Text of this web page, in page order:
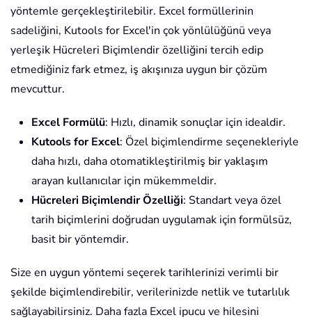
yöntemle gerçekleştirilebilir. Excel formüllerinin
sadeliğini, Kutools for Excel'in çok yönlülüğünü veya
yerleşik Hücreleri Biçimlendir özelliğini tercih edip
etmediğiniz fark etmez, iş akışınıza uygun bir çözüm
mevcuttur.
Excel Formülü: Hızlı, dinamik sonuçlar için idealdir.
Kutools for Excel: Özel biçimlendirme seçenekleriyle
daha hızlı, daha otomatikleştirilmiş bir yaklaşım
arayan kullanıcılar için mükemmeldir.
Hücreleri Biçimlendir Özelliği: Standart veya özel
tarih biçimlerini doğrudan uygulamak için formülsüz,
basit bir yöntemdir.
Size en uygun yöntemi seçerek tarihlerinizi verimli bir
şekilde biçimlendirebilir, verilerinizde netlik ve tutarlılık
sağlayabilirsiniz. Daha fazla Excel ipucu ve hilesini